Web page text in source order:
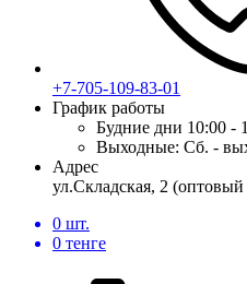
+7-705-109-83-01
График работы
Будние дни 10:00 -
Выходные: Сб. -
Адрес
ул.Складская, 2 (оптовый
0 шт.
0 тенге